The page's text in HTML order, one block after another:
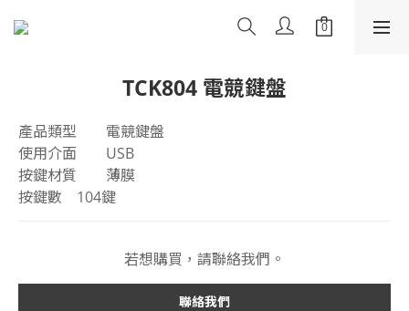
TCK804 電競鍵盤
產品類型	電競鍵盤
使用介面	USB
按鍵材質	薄膜
按鍵數	104鍵
若想購買，請聯絡我們。
聯絡我們